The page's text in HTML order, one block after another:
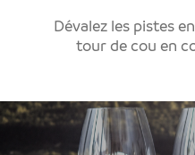
Dévalez les pistes
tour de cou en